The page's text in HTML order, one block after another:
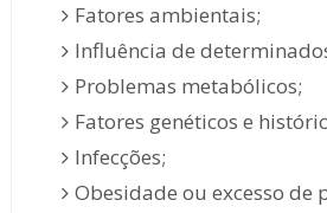
Fatores ambientais;
Influência de
Problemas metabólicos;
Fatores genéticos e
Infecções;
Obesidade ou excesso de